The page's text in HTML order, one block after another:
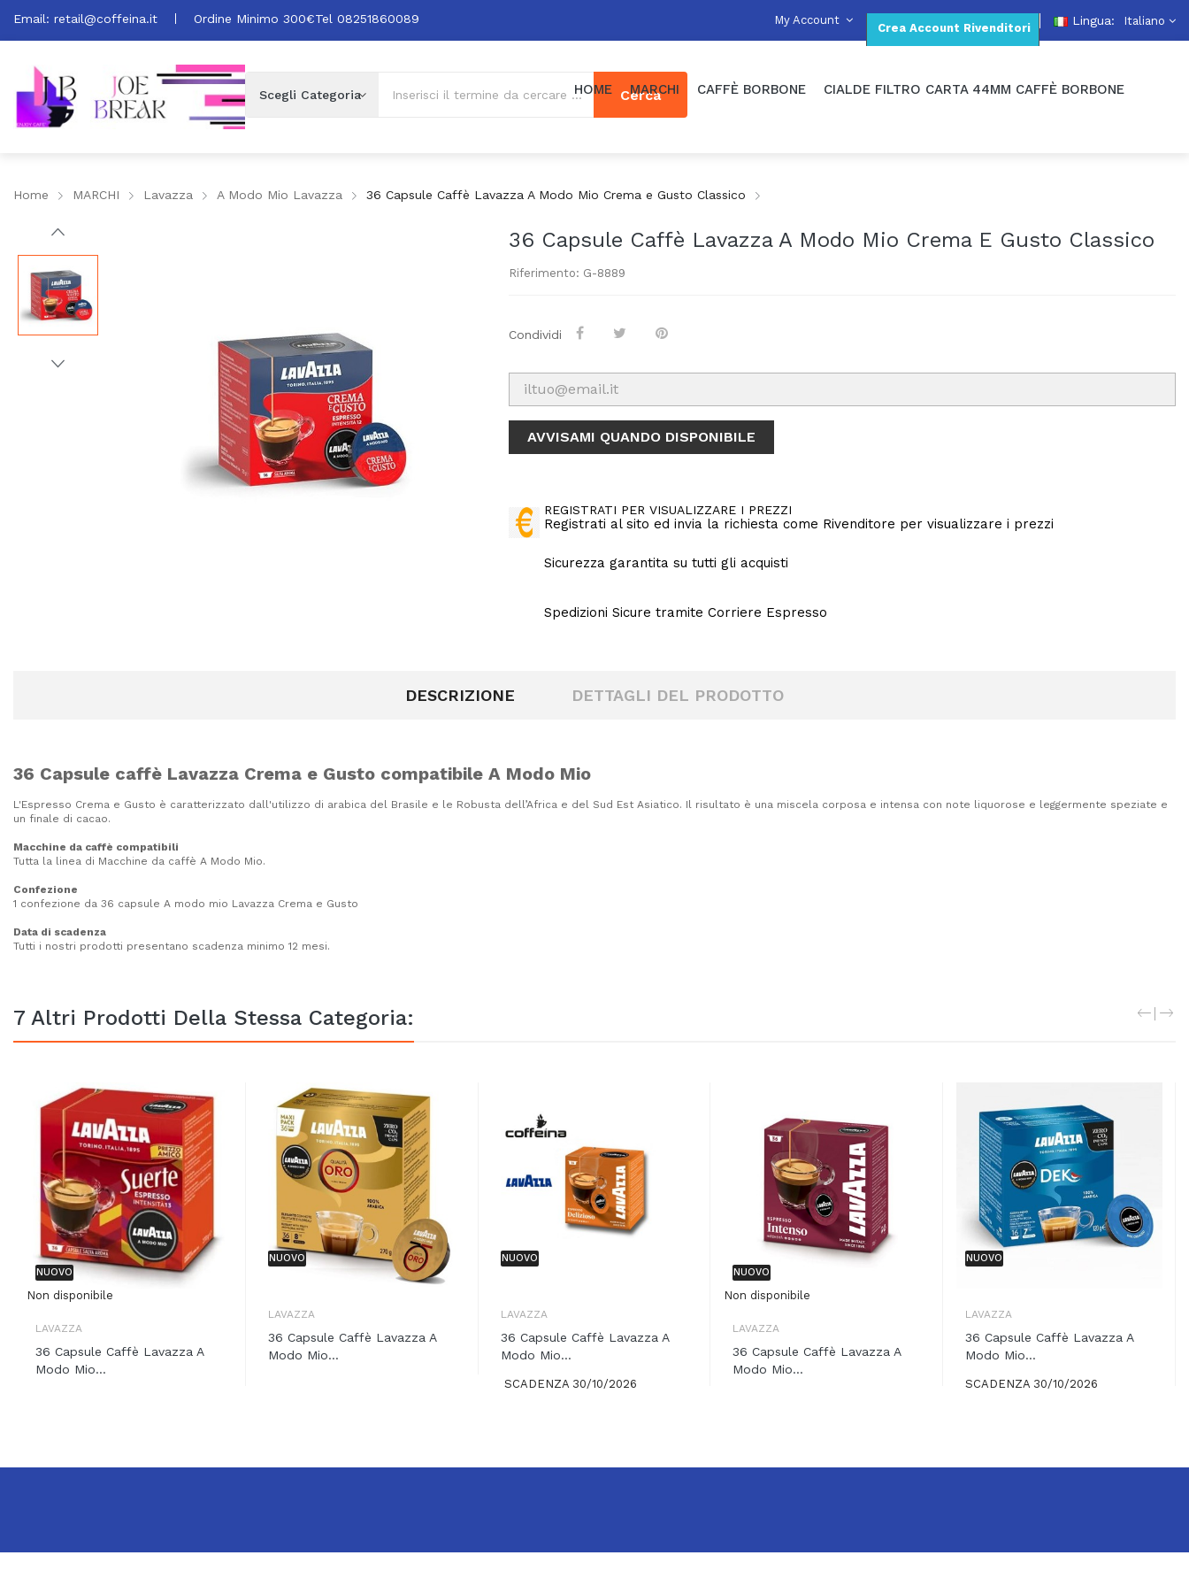
Lingua: Italiano
Email: retail@coffeina.it Ordine Minimo 300€Tel 08251860089
Crea Account Rivenditori
My Account
Cerca
HOME MARCHI CAFFÈ BORBONE CIALDE FILTRO CARTA 44MM CAFFÈ BORBONE
Home MARCHI Lavazza A Modo Mio Lavazza 36 Capsule Caffè Lavazza A Modo Mio Crema e Gusto Classico
36 Capsule Caffè Lavazza A Modo Mio Crema E Gusto Classico
Riferimento: G-8889
Condividi
AVVISAMI QUANDO DISPONIBILE
REGISTRATI PER VISUALIZZARE I PREZZI
Registrati al sito ed invia la richiesta come Rivenditore per visualizzare i prezzi
Sicurezza garantita su tutti gli acquisti
Spedizioni Sicure tramite Corriere Espresso
DESCRIZIONE DETTAGLI DEL PRODOTTO
36 Capsule caffè Lavazza Crema e Gusto compatibile A Modo Mio
L'Espresso Crema e Gusto è caratterizzato dall'utilizzo di arabica del Brasile e le Robusta dell’Africa e del Sud Est Asiatico. Il risultato è una miscela corposa e intensa con note liquorose e leggermente speziate e
un finale di cacao.
Macchine da caffè compatibili
Tutta la linea di Macchine da caffè A Modo Mio.
Confezione
1 confezione da 36 capsule A modo mio Lavazza Crema e Gusto
Data di scadenza
Tutti i nostri prodotti presentano scadenza minimo 12 mesi.
7 Altri Prodotti Della Stessa Categoria:
NUOVO
Non disponibile
LAVAZZA
36 Capsule Caffè Lavazza A
Modo Mio...
NUOVO
LAVAZZA
36 Capsule Caffè Lavazza A
Modo Mio...
NUOVO
LAVAZZA
36 Capsule Caffè Lavazza A
Modo Mio...
SCADENZA 30/10/2026
NUOVO
Non disponibile
LAVAZZA
36 Capsule Caffè Lavazza A
Modo Mio...
NUOVO
LAVAZZA
36 Capsule Caffè Lavazza A
Modo Mio...
SCADENZA 30/10/2026